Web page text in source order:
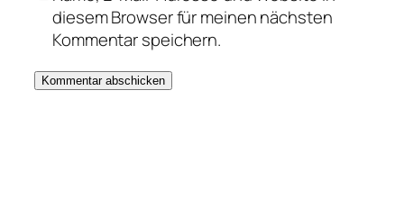
diesem Browser für meinen nächsten
Kommentar speichern.